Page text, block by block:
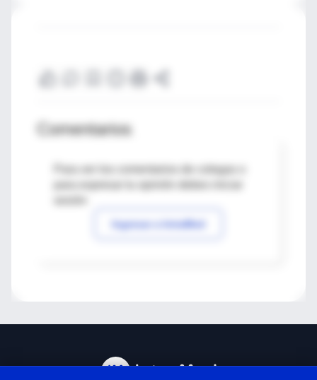
Comentarios
Para ver los comentarios de colegas o
Ingresar a IntraMed